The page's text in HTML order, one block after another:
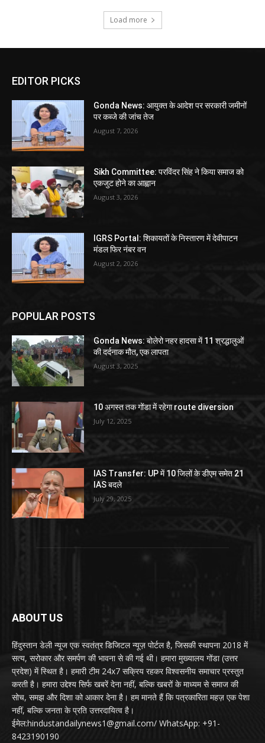
Load more
EDITOR PICKS
Gonda News: आयुक्त के आदेश पर सरकारी जमीनों
पर कब्जे की जांच तेज
August 7, 2026
Sikh Committee: परविंदर सिंह ने किया समाज को
एकजुट होने का आह्वान
August 3, 2026
IGRS Portal: शिकायतों के निस्तारण में देवीपाटन
मंडल फिर नंबर वन
August 2, 2026
POPULAR POSTS
Gonda News: बोलेरो नहर हादसा में 11 श्रद्धालुओं
की दर्दनाक मौत, एक लापता
August 3, 2025
10 अगस्त तक गोंडा में रहेगा route diversion
July 12, 2025
IAS Transfer: UP में 10 जिलों के डीएम समेत 21
IAS बदले
July 29, 2025
ABOUT US
हिंदुस्तान डेली न्यूज एक स्वतंत्र डिजिटल न्यूज़ पोर्टल है, जिसकी स्थापना 2018 में
सत्य, सरोकार और समर्पण की भावना से की गई थी। हमारा मुख्यालय गोंडा (उत्तर
प्रदेश) में स्थित है। हमारी टीम 24x7 सक्रिय रहकर विश्वसनीय समाचार प्रस्तुत
करती है। हमारा उद्देश्य सिर्फ खबरें देना नहीं, बल्कि खबरों के माध्यम से समाज की
सोच, समझ और दिशा को आकार देना है। हम मानते हैं कि पत्रकारिता महज़ एक पेशा
नहीं, बल्कि जनता के प्रति उत्तरदायित्व है।
ईमेल:hindustandailynews1@gmail.com/ WhatsApp: +91-
8423190190